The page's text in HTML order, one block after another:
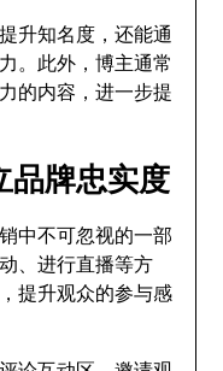
升知名度，还能通
。此外，博主通常
的内容，进一步提
品牌忠实度
中不可忽视的一部
、进行直播等方
提升观众的参与感